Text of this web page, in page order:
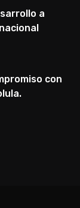
a
con